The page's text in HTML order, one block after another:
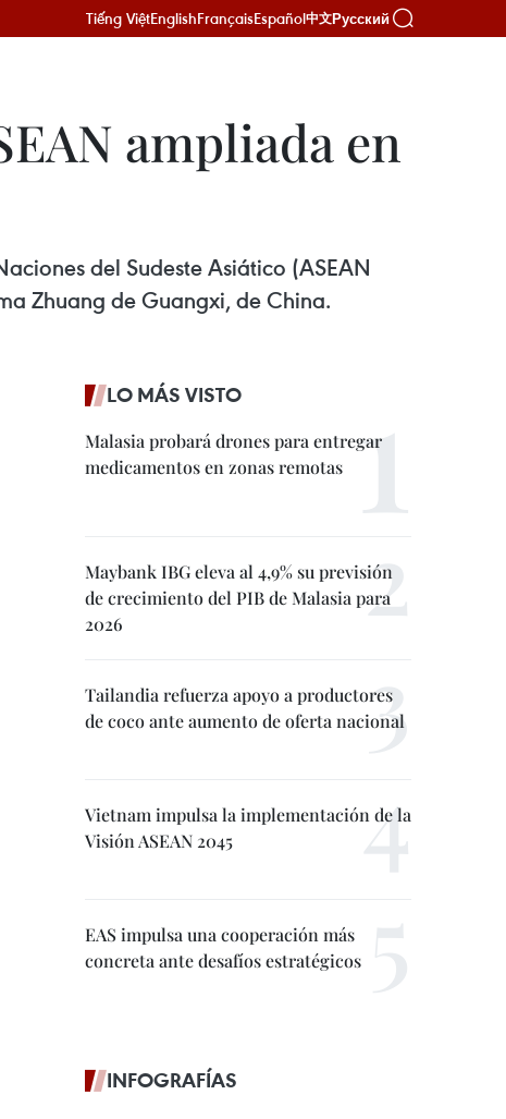
Tiếng ViệtEnglishFrançaisEspañol中文Русский
ampliada en
del Sudeste Asiático (ASEAN
Zhuang de Guangxi, de China.
LO MÁS VISTO
Malasia probará drones para entregar
medicamentos en zonas remotas
Maybank IBG eleva al 4,9% su previsión
de crecimiento del PIB de Malasia para
2026
Tailandia refuerza apoyo a productores
de coco ante aumento de oferta nacional
Vietnam impulsa la implementación de la
Visión ASEAN 2045
EAS impulsa una cooperación más
concreta ante desafíos estratégicos
INFOGRAFÍAS